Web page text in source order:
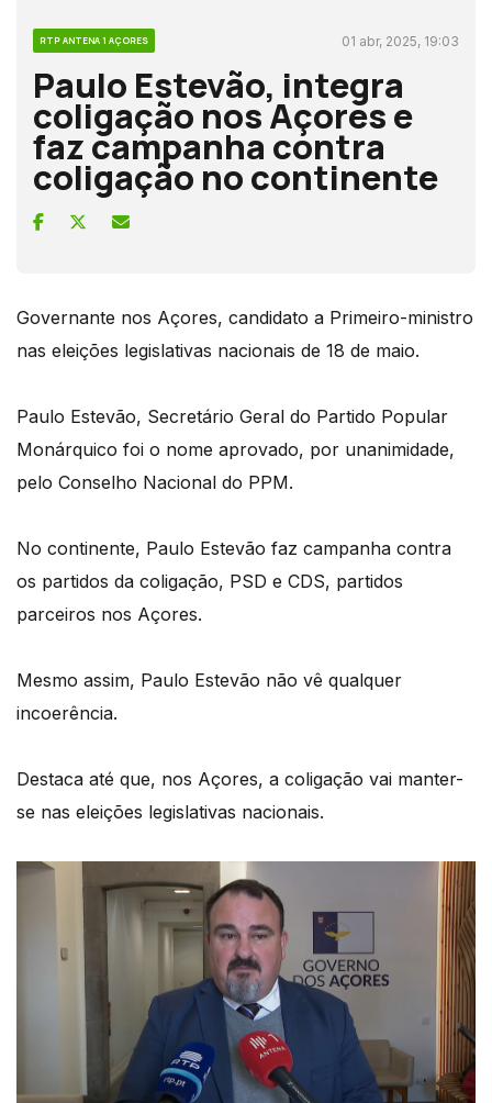
RTP ANTENA 1 AÇORES 01 abr, 2025, 19:03
Paulo Estevão, integra
coligação nos Açores e
faz campanha contra
coligação no continente
Governante nos Açores, candidato a Primeiro-ministro
nas eleições legislativas nacionais de 18 de maio.
Paulo Estevão, Secretário Geral do Partido Popular
Monárquico foi o nome aprovado, por unanimidade,
pelo Conselho Nacional do PPM.
No continente, Paulo Estevão faz campanha contra
os partidos da coligação, PSD e CDS, partidos
parceiros nos Açores.
Mesmo assim, Paulo Estevão não vê qualquer
incoerência.
Destaca até que, nos Açores, a coligação vai manter-
se nas eleições legislativas nacionais.